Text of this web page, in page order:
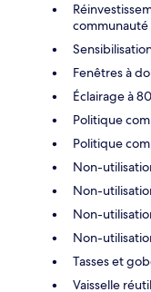
Fenêtres à
Éclairage à
Politique
Politique
Non-
Non-
Non-
Non-
Tasses et
Vaisselle